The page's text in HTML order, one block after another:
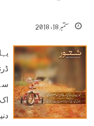
ستمبر 18, 2018